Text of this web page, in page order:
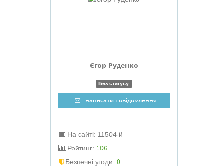
Єгор Руденко
Без статусу
написати повідомлення
На сайті: 11504-й
Рейтинг: 106
Безпечні угоди: 0